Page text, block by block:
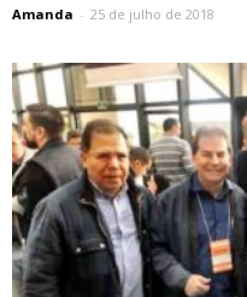
Amanda - 25 de julho de 2018